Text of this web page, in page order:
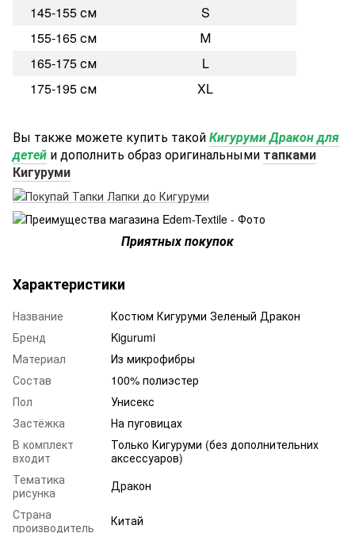
145-155 см
S
155-165 см
М
165-175 см
L
175-195 см
XL
Вы также можете купить такойКигуруми Дракон для
детей и дополнить образ оригинальными тапками
Кигуруми
Приятных покупок
Характеристики
Название
Костюм Кигуруми Зеленый Дракон
Бренд
Kigurumi
Материал
Из микрофибры
Состав
100% полиэстер
Пол
Унисекс
Застёжка
На пуговицах
В комплект
входит
Только Кигуруми (без дополнительних
аксессуаров)
Тематика
рисунка
Дракон
Страна
производитель
Китай